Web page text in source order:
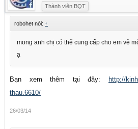
Thành viên BQT
robohet nói: ↑
mong anh chị có thể cung cấp cho em về
ạ
Bạn xem thêm tại đây:
http://
thau.6610/
26/03/14